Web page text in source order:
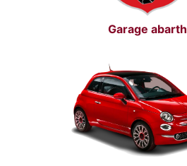
Garage abarth